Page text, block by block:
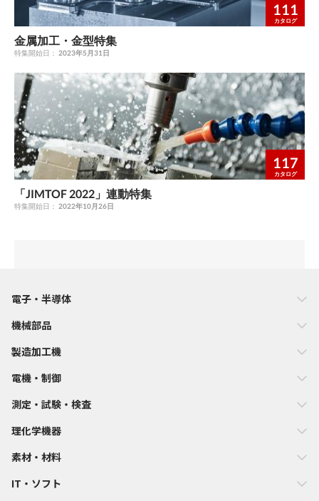
111
カタログ
金属加工・金型特集
特集開始日： 2023年5月31日
117
カタログ
「JIMTOF 2022」連動特集
特集開始日： 2022年10月26日
電子・半導体
機械部品
製造加工機
電機・制御
測定・試験・検査
理化学機器
素材・材料
IT・ソフト